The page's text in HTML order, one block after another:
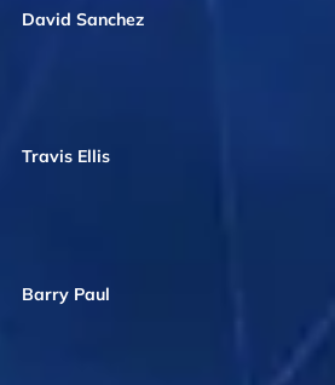
David Sanchez
Travis Ellis
Barry Paul